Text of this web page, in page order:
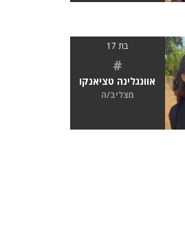
בת 17
#
אוונגלינה טציאנקו
מצליב/ה